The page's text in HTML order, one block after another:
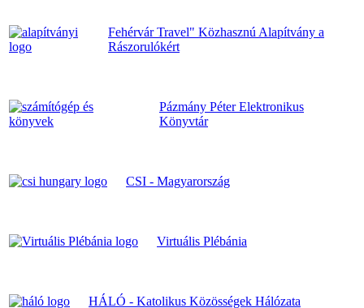
Fehérvár Travel" Közhasznú Alapítvány a
Rászorulókért
Pázmány Péter Elektronikus
Könyvtár
CSI - Magyarország
Virtuális Plébánia
HÁLÓ - Katolikus Közösségek Hálózata